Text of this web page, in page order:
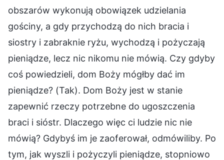
obszarów wykonują obowiązek udzielania
gościny, a gdy przychodzą do nich bracia i
siostry i zabraknie ryżu, wychodzą i pożyczają
pieniądze, lecz nic nikomu nie mówią. Czy gdyby
coś powiedzieli, dom Boży mógłby dać im
pieniądze? (Tak). Dom Boży jest w stanie
zapewnić rzeczy potrzebne do ugoszczenia
braci i sióstr. Dlaczego więc ci ludzie nic nie
mówią? Gdybyś im je zaoferował, odmówiliby. Po
tym, jak wyszli i pożyczyli pieniądze, stopniowo